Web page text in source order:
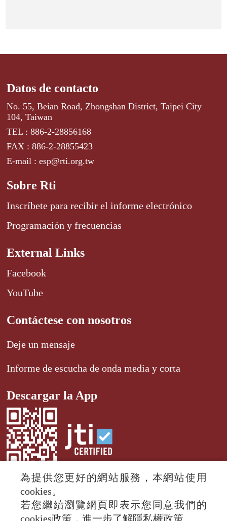
Datos de contacto
No. 55, Beian Road, Zhongshan District, Taipei City
104, Taiwan
TEL : 886-2-28856168
FAX : 886-2-28855423
E-mail : esp@rti.org.tw
Sobre Rti
Inscríbete para recibir el informe electrónico
Programación y frecuencias
External Links
Facebook
YouTube
Contáctese con nosotros
Deje un mensaje
Informe de escucha de onda media y corta
Descargar la App
© 2024 RTI (Radio Taiwan International).
All rights reserved.
為提供您更好的網站服務，本網站使用
cookies。
若您繼續瀏覽網頁即表示您同意我們的
cookies政策，進一步了解隱私權政策。